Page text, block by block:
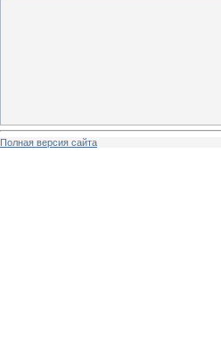
Полная версия сайта